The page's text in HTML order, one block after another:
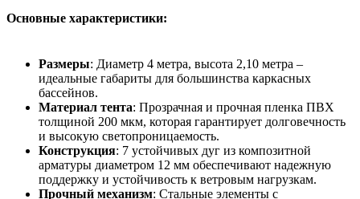
Основные характеристики:
Размеры: Диаметр 4 метра, высота 2,10 метра –
идеальные габариты для большинства каркасных
бассейнов.
Материал тента: Прозрачная и прочная пленка ПВХ
толщиной 200 мкм, которая гарантирует долговечность
и высокую светопроницаемость.
Конструкция: 7 устойчивых дуг из композитной
арматуры диаметром 12 мм обеспечивают надежную
поддержку и устойчивость к ветровым нагрузкам.
Прочный механизм: Стальные элементы с